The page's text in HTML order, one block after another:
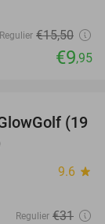
Regulier €15,50
€9,95
36%
(19
9.6 star
Regulier €31